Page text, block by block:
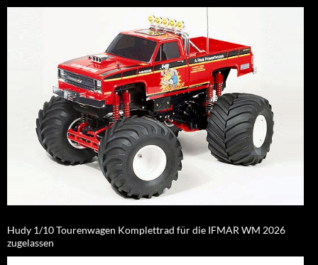
Hudy 1/10 Tourenwagen Komplettrad für die IFMAR WM 2026
zugelassen